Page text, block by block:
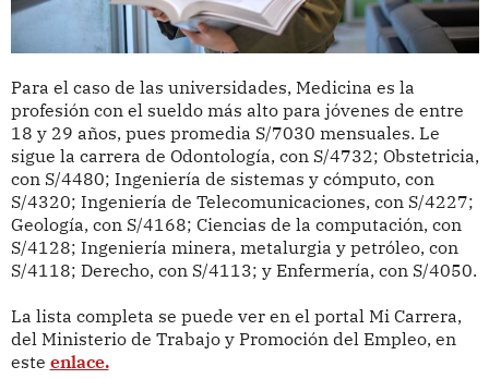
Para el caso de las universidades, Medicina es la
profesión con el sueldo más alto para jóvenes de entre
18 y 29 años, pues promedia S/7030 mensuales. Le
sigue la carrera de Odontología, con S/4732; Obstetricia,
con S/4480; Ingeniería de sistemas y cómputo, con
S/4320; Ingeniería de Telecomunicaciones, con S/4227;
Geología, con S/4168; Ciencias de la computación, con
S/4128; Ingeniería minera, metalurgia y petróleo, con
S/4118; Derecho, con S/4113; y Enfermería, con S/4050.
La lista completa se puede ver en el portal Mi Carrera,
del Ministerio de Trabajo y Promoción del Empleo, en
este enlace.